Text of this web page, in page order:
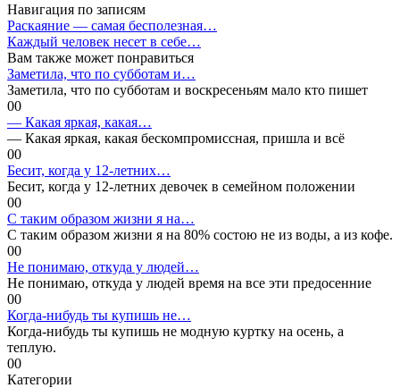
Навигация по записям
Раскаяние — самая бесполезная…
Каждый человек несет в себе…
Вам также может понравиться
Заметила, что по субботам и…
Заметила, что по субботам и воскресеньям мало кто пишет
00
— Какая яркая, какая…
— Какая яркая, какая бескомпромиссная, пришла и всё
00
Бесит, когда у 12-летних…
Бесит, когда у 12-летних девочек в семейном положении
00
С таким образом жизни я на…
С таким образом жизни я на 80% состою не из воды, а из кофе.
00
Не понимаю, откуда у людей…
Не понимаю, откуда у людей время на все эти предосенние
00
Когда-нибудь ты купишь не…
Когда-нибудь ты купишь не модную куртку на осень, а
теплую.
00
Категории